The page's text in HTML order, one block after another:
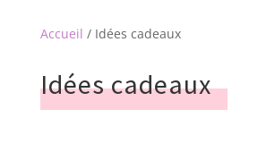
Accueil / Idées cadeaux
Idées cadeaux